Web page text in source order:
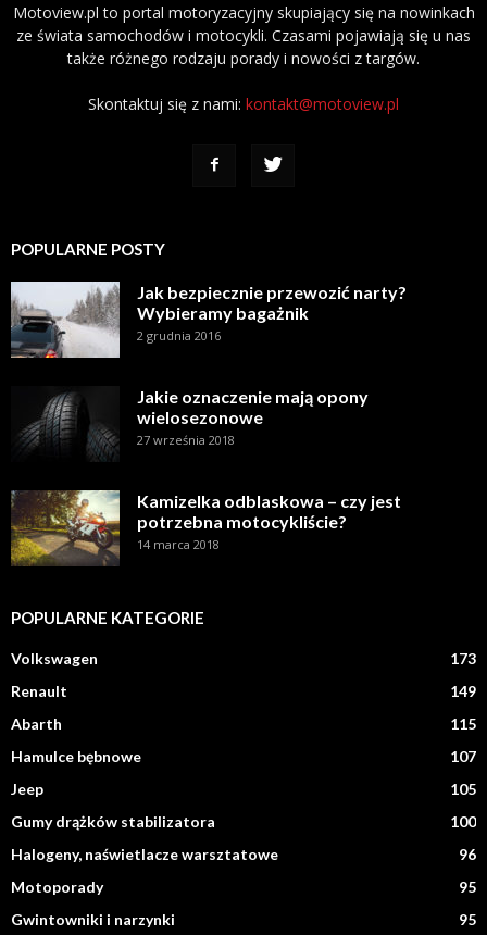
Motoview.pl to portal motoryzacyjny skupiający się na nowinkach
ze świata samochodów i motocykli. Czasami pojawiają się u nas
także różnego rodzaju porady i nowości z targów.
Skontaktuj się z nami: kontakt@motoview.pl
POPULARNE POSTY
Jak bezpiecznie przewozić narty?
Wybieramy bagażnik
2 grudnia 2016
Jakie oznaczenie mają opony
wielosezonowe
27 września 2018
Kamizelka odblaskowa – czy jest
potrzebna motocykliście?
14 marca 2018
POPULARNE KATEGORIE
Volkswagen
173
Renault
149
Abarth
115
Hamulce bębnowe
107
Jeep
105
Gumy drążków stabilizatora
100
Halogeny, naświetlacze warsztatowe
96
Motoporady
95
Gwintowniki i narzynki
95